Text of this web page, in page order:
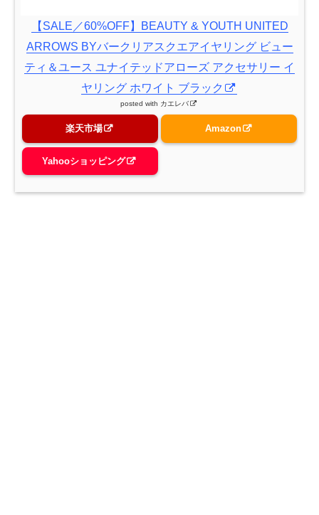
【SALE／60%OFF】BEAUTY & YOUTH UNITED
ARROWS BYバークリアスクエアイヤリング ビュー
ティ＆ユース ユナイテッドアローズ アクセサリー イ
ヤリング ホワイト ブラック
posted with カエレバ
楽天市場 Amazon
Yahooショッピング